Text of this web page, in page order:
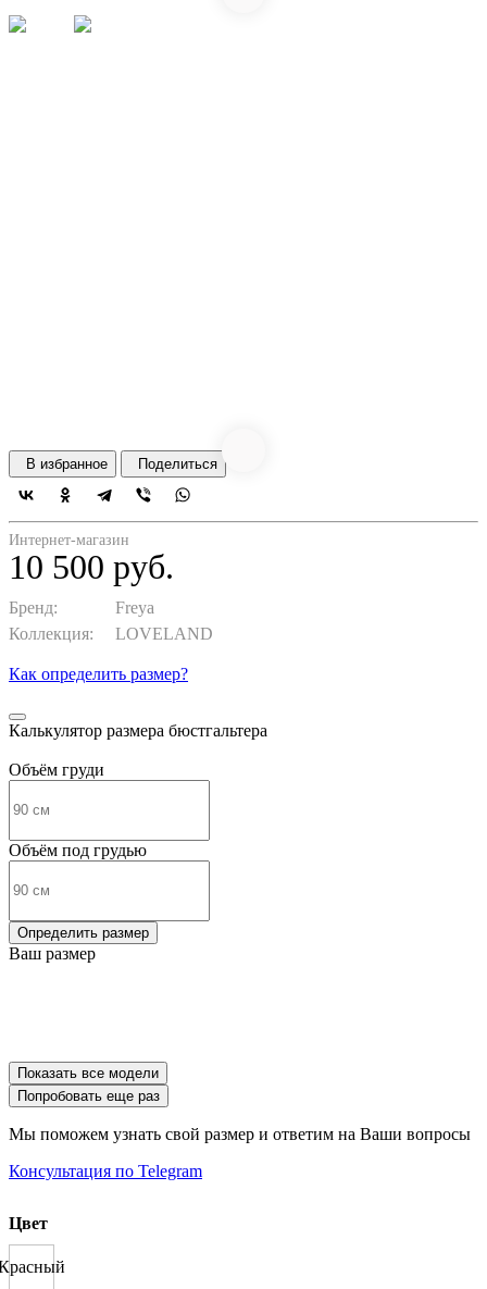
В избранное Поделиться
Интернет-магазин
10 500 руб.
Бренд:
Freya
Коллекция:
LOVELAND
Как определить размер?
Калькулятор размера бюстгальтера
Объём груди
Объём под грудью
Определить размер
Ваш размер
Показать все модели
Попробовать еще раз
Мы поможем узнать свой размер и ответим на Ваши вопросы
Консультация по Telegram
Цвет